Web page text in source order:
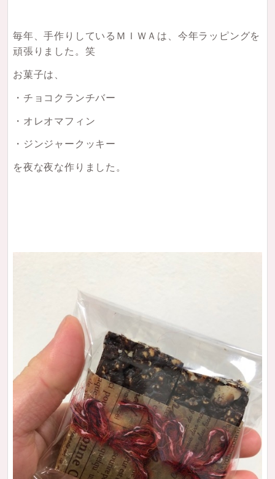
毎年、手作りしているＭＩＷＡは、今年ラッピングを
頑張りました。笑
お菓子は、
・チョコクランチバー
・オレオマフィン
・ジンジャークッキー
を夜な夜な作りました。